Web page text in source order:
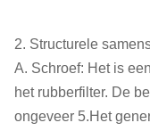
2. Structurele
A. Schroef: Het is
het rubberfilter. De
ongeveer 5.Het